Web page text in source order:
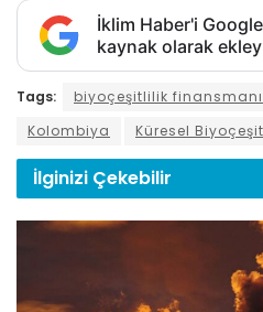
İklim Haber'i
kaynak olarak
Tags: biyoçeşitlilik finansmanı
Kolombiya
Küresel
İlginizi Çekebilir